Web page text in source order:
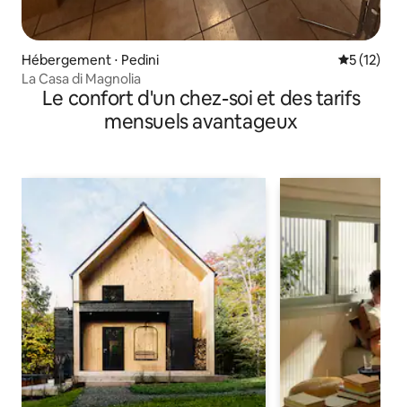
Hébergement ⋅ Pedini
5 (12)
La Casa di Magnolia
Le confort d'un chez-soi et des tarifs
mensuels avantageux